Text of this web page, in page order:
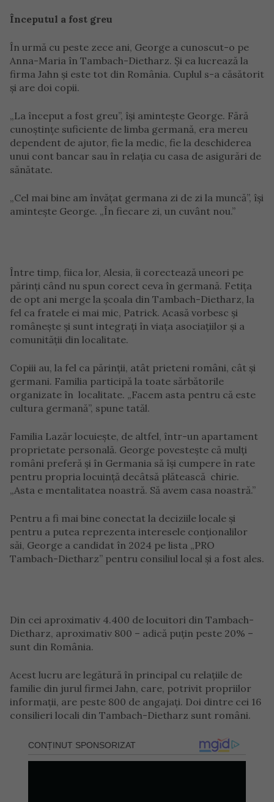
Începutul a fost greu
În urmă cu peste zece ani, George a cunoscut-o pe
Anna-Maria în Tambach-Dietharz. Și ea lucrează la
firma Jahn și este tot din România. Cuplul s-a căsătorit
și are doi copii.
„La început a fost greu”, își amintește George. Fără
cunoștințe suficiente de limba germană, era mereu
dependent de ajutor, fie la medic, fie la deschiderea
unui cont bancar sau în relația cu casa de asigurări de
sănătate.
„Cel mai bine am învățat germana zi de zi la muncă”, își
amintește George. „În fiecare zi, un cuvânt nou.”
Între timp, fiica lor, Alesia, îi corectează uneori pe
părinți când nu spun corect ceva în germană. Fetița
de opt ani merge la școala din Tambach-Dietharz, la
fel ca fratele ei mai mic, Patrick. Acasă vorbesc și
românește și sunt integrați în viața asociațiilor și a
comunității din localitate.
Copiii au, la fel ca părinții, atât prieteni români, cât și
germani. Familia participă la toate sărbătorile
organizate în localitate. „Facem asta pentru că este
cultura germană”, spune tatăl.
Familia Lazăr locuiește, de altfel, într-un apartament
proprietate personală. George povestește că mulți
români preferă și în Germania să își cumpere în rate
pentru propria locuință decâtsă plătească chirie.
„Asta e mentalitatea noastră. Să avem casa noastră.”
Pentru a fi mai bine conectat la deciziile locale și
pentru a putea reprezenta interesele conționalilor
săi, George a candidat în 2024 pe lista „PRO
Tambach-Dietharz” pentru consiliul local și a fost ales.
Din cei aproximativ 4.400 de locuitori din Tambach-
Dietharz, aproximativ 800 – adică puțin peste 20% –
sunt din România.
Acest lucru are legătură în principal cu relațiile de
familie din jurul firmei Jahn, care, potrivit propriilor
informații, are peste 800 de angajați. Doi dintre cei 16
consilieri locali din Tambach-Dietharz sunt români.